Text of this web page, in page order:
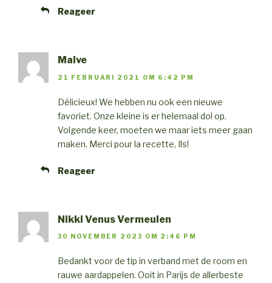
Reageer
Malve
21 FEBRUARI 2021 OM 6:42 PM
Délicieux! We hebben nu ook een nieuwe
favoriet. Onze kleine is er helemaal dol op.
Volgende keer, moeten we maar iets meer gaan
maken. Merci pour la recette, Ils!
Reageer
Nikki Venus Vermeulen
30 NOVEMBER 2023 OM 2:46 PM
Bedankt voor de tip in verband met de room en
rauwe aardappelen. Ooit in Parijs de allerbeste